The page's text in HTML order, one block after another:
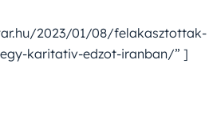
2023/01/08/felakasztottak-
karitativ-edzot-iranban/” ]